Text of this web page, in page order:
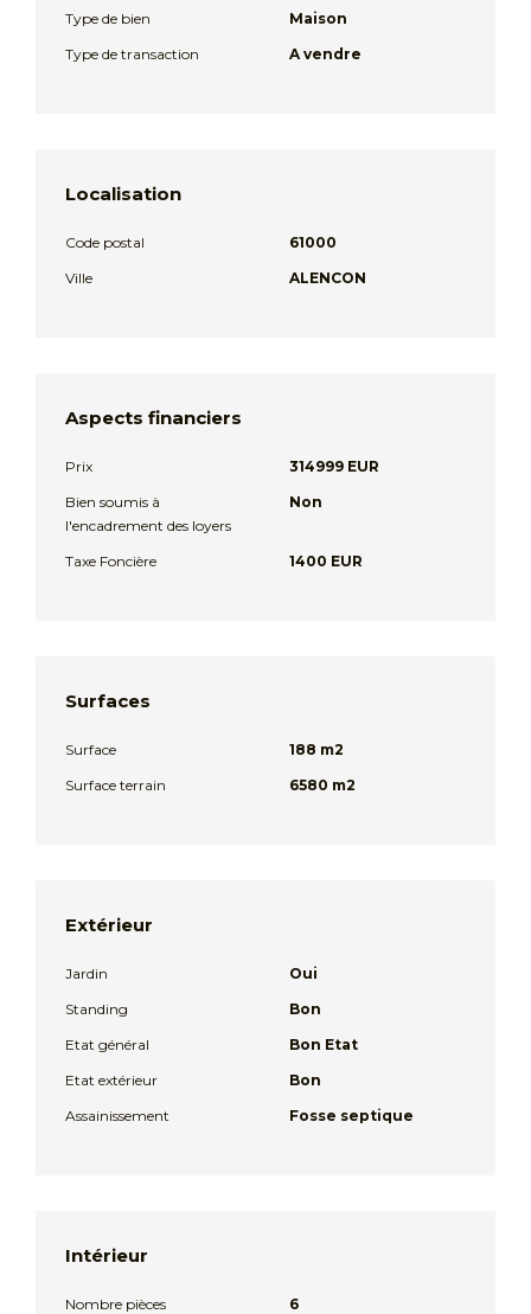
Type de bien
Maison
Type de transaction
A vendre
Localisation
Code postal
61000
Ville
ALENCON
Aspects financiers
Prix
314999 EUR
Bien soumis à
l'encadrement des loyers
Non
Taxe Foncière 1400 EUR
Surfaces
Surface
188 m2
Surface terrain
6580 m2
Extérieur
Jardin
Oui
Standing
Bon
Etat général
Bon Etat
Etat extérieur
Bon
Assainissement
Fosse septique
Intérieur
Nombre pièces
6